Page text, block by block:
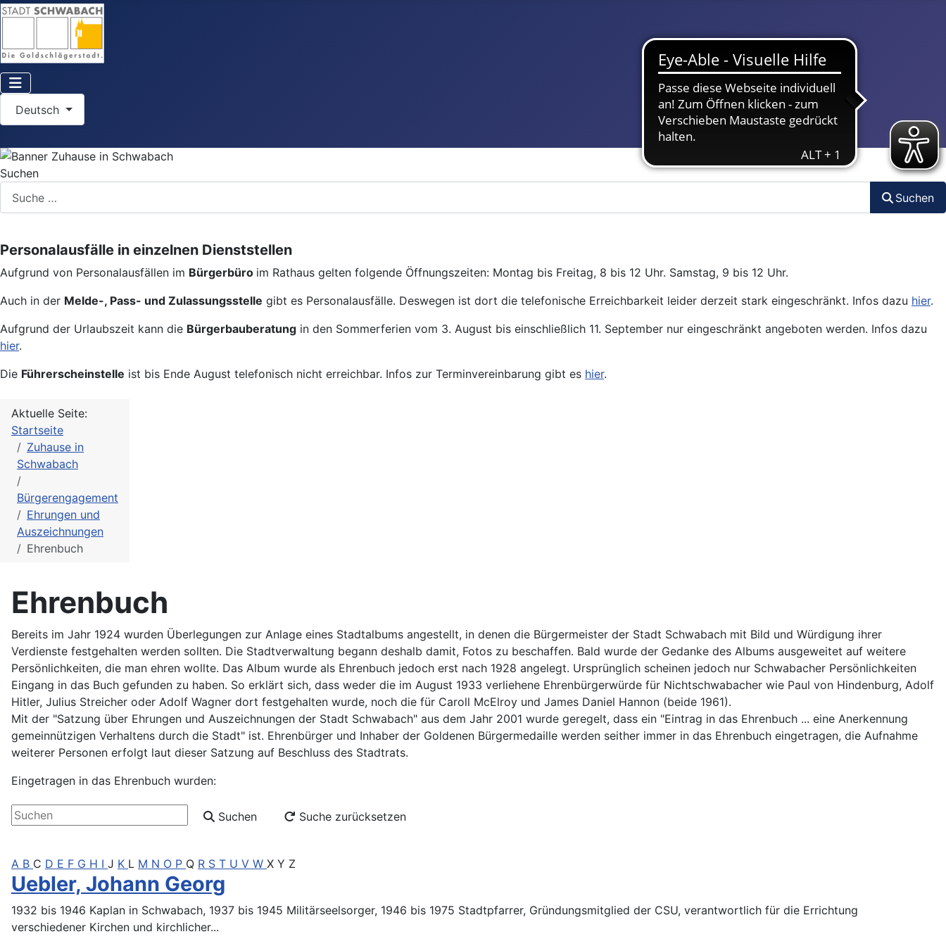
Deutsch
Suchen
Suchen
Personalausfälle in einzelnen Dienststellen
Aufgrund von Personalausfällen im Bürgerbüro im Rathaus gelten folgende Öffnungszeiten: Montag bis Freitag, 8 bis 12 Uhr. Samstag, 9 bis 12 Uhr.
Auch in der Melde-, Pass- und Zulassungsstelle gibt es Personalausfälle. Deswegen ist dort die telefonische Erreichbarkeit leider derzeit stark eingeschränkt. Infos dazu hier.
Aufgrund der Urlaubszeit kann die Bürgerbauberatung in den Sommerferien vom 3. August bis einschließlich 11. September nur eingeschränkt angeboten werden. Infos dazu
hier.
Die Führerscheinstelle ist bis Ende August telefonisch nicht erreichbar. Infos zur Terminvereinbarung gibt es hier.
Aktuelle Seite:
Startseite
Zuhause in
Schwabach
Bürgerengagement
Ehrungen und
Auszeichnungen
Ehrenbuch
Ehrenbuch
Bereits im Jahr 1924 wurden Überlegungen zur Anlage eines Stadtalbums angestellt, in denen die Bürgermeister der Stadt Schwabach mit Bild und Würdigung ihrer
Verdienste festgehalten werden sollten. Die Stadtverwaltung begann deshalb damit, Fotos zu beschaffen. Bald wurde der Gedanke des Albums ausgeweitet auf weitere
Persönlichkeiten, die man ehren wollte. Das Album wurde als Ehrenbuch jedoch erst nach 1928 angelegt. Ursprünglich scheinen jedoch nur Schwabacher Persönlichkeiten
Eingang in das Buch gefunden zu haben. So erklärt sich, dass weder die im August 1933 verliehene Ehrenbürgerwürde für Nichtschwabacher wie Paul von Hindenburg, Adolf
Hitler, Julius Streicher oder Adolf Wagner dort festgehalten wurde, noch die für Caroll McElroy und James Daniel Hannon (beide 1961).
Mit der "Satzung über Ehrungen und Auszeichnungen der Stadt Schwabach" aus dem Jahr 2001 wurde geregelt, dass ein "Eintrag in das Ehrenbuch ... eine Anerkennung
gemeinnützigen Verhaltens durch die Stadt" ist. Ehrenbürger und Inhaber der Goldenen Bürgermedaille werden seither immer in das Ehrenbuch eingetragen, die Aufnahme
weiterer Personen erfolgt laut dieser Satzung auf Beschluss des Stadtrats.
Eingetragen in das Ehrenbuch wurden:
Alle Artikel in Ehrenbuch durchsuchen
Suchen Suche zurücksetzen
A B C D E F G H I J K L M N O P Q R S T U V W X Y Z
Uebler, Johann Georg
1932 bis 1946 Kaplan in Schwabach, 1937 bis 1945 Militärseelsorger, 1946 bis 1975 Stadtpfarrer, Gründungsmitglied der CSU, verantwortlich für die Errichtung
verschiedener Kirchen und kirchlicher...